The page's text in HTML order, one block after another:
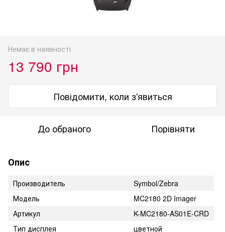
Немає в наявності
13 790 грн
Повідомити, коли з'явиться
До обраного Порівняти
Опис
Производитель
Symbol/Zebra
Модель
MC2180 2D Imager
Артикул
K-MC2180-AS01E-CRD
Тип дисплея
цветной